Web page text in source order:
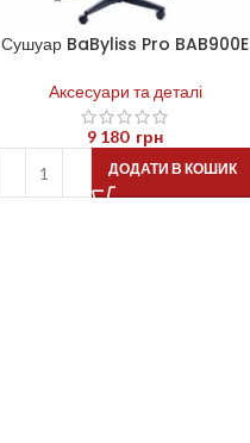
Сушуар BaByliss Pro BAB900E
Аксесуари та деталі
9 180 грн
ДОДАТИ В КОШИК